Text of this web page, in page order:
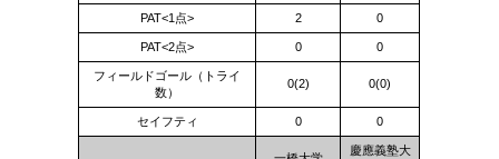
PAT<1点> 2 0
PAT<2点> 0 0
フィールドゴール（トライ
数）
0(2) 0(0)
セイフティ 0 0
慶應義塾大